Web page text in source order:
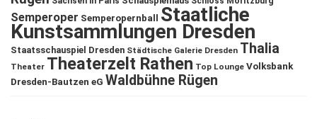
Semperoper Semperopernball Staatliche
Kunstsammlungen Dresden
Staatsschauspiel Dresden Städtische Galerie Dresden Thalia
Theater Theaterzelt Rathen Top Lounge Volksbank
Dresden-Bautzen eG Waldbühne Rügen